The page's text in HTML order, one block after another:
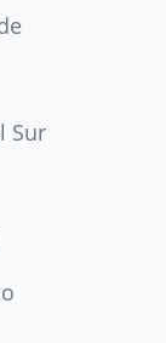
Sur